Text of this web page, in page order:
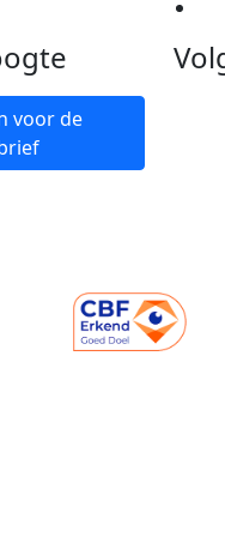
voor de